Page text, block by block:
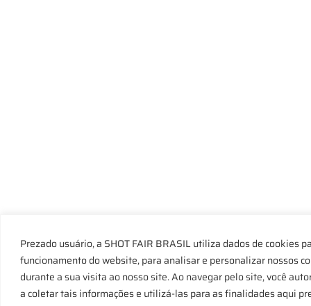
Prezado usuário, a SHOT FAIR BRASIL utiliza dados de cookies
funcionamento do website, para analisar e personalizar nossos
durante a sua visita ao nosso site. Ao navegar pelo site, você
a coletar tais informações e utilizá-las para as finalidades aqui